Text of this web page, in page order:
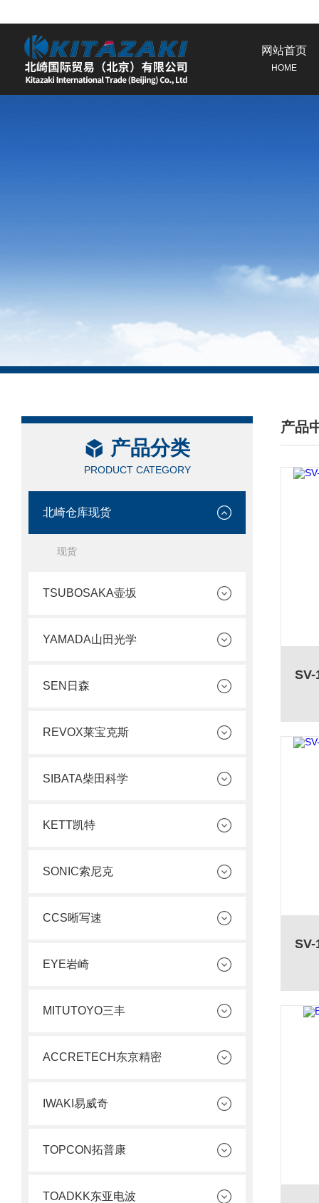
网站首页
HOME
产品分类
PRODUCT CATEGORY
北崎仓库现货
现货
TSUBOSAKA壶坂
YAMADA山田光学
SEN日森
REVOX莱宝克斯
SIBATA柴田科学
KETT凯特
SONIC索尼克
CCS晰写速
EYE岩崎
MITUTOYO三丰
ACCRETECH东京精密
IWAKI易威奇
TOPCON拓普康
TOADKK东亚电波
产品
/